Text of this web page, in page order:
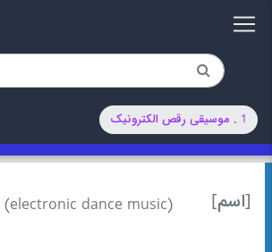
1 . موسیقی رقص الکترونیک
[اسم]
(electronic dance music)